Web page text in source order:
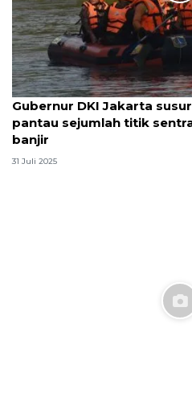
Gubernur DKI Jakarta
pantau sejumlah titik
banjir
31 Juli 2025